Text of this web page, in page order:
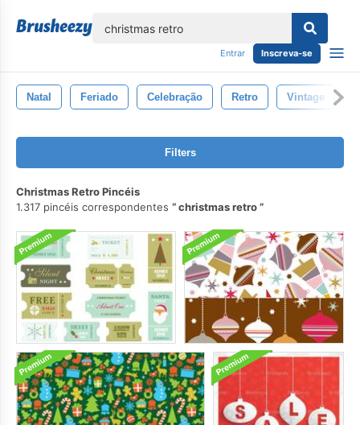
Entrar Inscreva-se
Natal Feriado Celebração Retro Vintage
Filters
Christmas Retro Pincéis
1.317 pincéis correspondentes
christmas retro